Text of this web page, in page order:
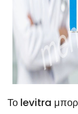
Το levitra